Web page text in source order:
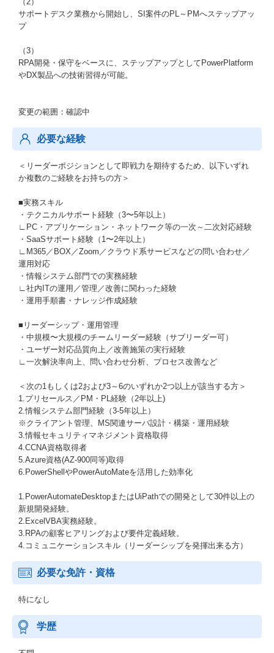
サポートデスク業務から開始し、SI案件のPL～PMへステップアッ
プ
（3）
RPA開発・保守をベースに、ステップアップとしてPowerPlatform
やDX製品への技術習得が可能。
変更の範囲：確認中
必要な経験
＜リーダーポジションとして即戦力を期待するため、以下いずれ
か複数のご経験をお持ちの方＞
■実務スキル
・テクニカルサポート経験（3〜5年以上）
∟PC・アプリケーション・ネットワーク等の一次～二次対応経験
・SaaSサポート経験（1〜2年以上）
∟M365／BOX／Zoom／クラウド系サービスなどの問い合わせ／
運用対応
・情報システム部門での実務経験
∟社内ITの運用／管理／改善に関わった経験
・運用手順書・ナレッジ作成経験
■リーダーシップ・運用管理
・中規模〜大規模のチームリーダー経験（サブリーダー可）
・ユーザー対応品質向上／改善施策の実行経験
∟一次解決率向上、問い合わせ分析、プロセス改善など
＜次の1もしくは2および3～6のいずれか2つ以上が該当する方＞
1.プリセールス／PM・PL経験（2年以上)
2.情報システム部門経験（3-5年以上）
※クライアント管理、MS関連サーバ設計・構築・運用経験
3.情報セキュリティマネジメント資格取得
4.CCNA資格取得者
5.Azure資格(AZ-900同等)取得
6.PowerShellやPowerAutoMateを活用した効率化
1.PowerAutomateDesktopまたはUiPathでの開発として30件以上の
新規開発経験。
2.ExcelVBA実務経験。
3.RPAの顧客ヒアリングおよび要件定義経験。
4.コミュニケーションスキル（リーダーシップを発揮出来る方）
必要な免許・資格
特になし
学歴